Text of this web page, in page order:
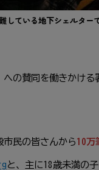
している地下シェルター
の賛同を働きかけ
市民の皆さんから10万
と、主に18歳未満の